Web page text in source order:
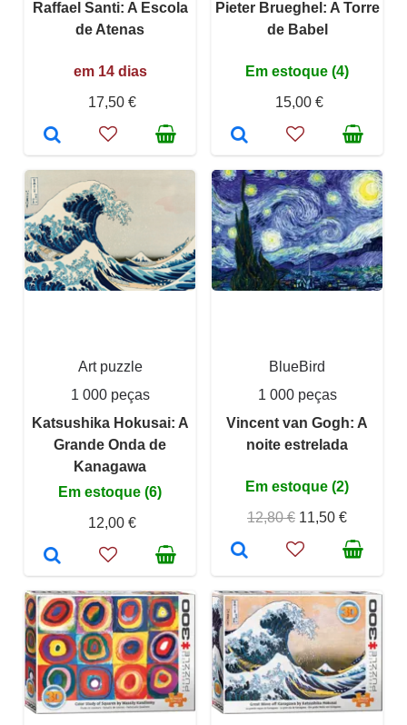
Raffael Santi: A Escola
de Atenas
em 14 dias
17,50 €
Pieter Brueghel: A Torre
de Babel
Em estoque (4)
15,00 €
Art puzzle
1 000 peças
Katsushika Hokusai: A
Grande Onda de
Kanagawa
Em estoque (6)
12,00 €
BlueBird
1 000 peças
Vincent van Gogh: A
noite estrelada
Em estoque (2)
12,80 € 11,50 €